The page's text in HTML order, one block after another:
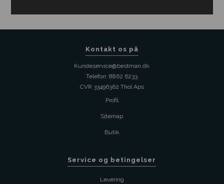
Kontakt os på
Kundeservice@bestman.dk
Telefon: 8862 6233
CVR 33496362 Thol Aps
Profil
Sitemap
Butik
Service og betingelser
Levering